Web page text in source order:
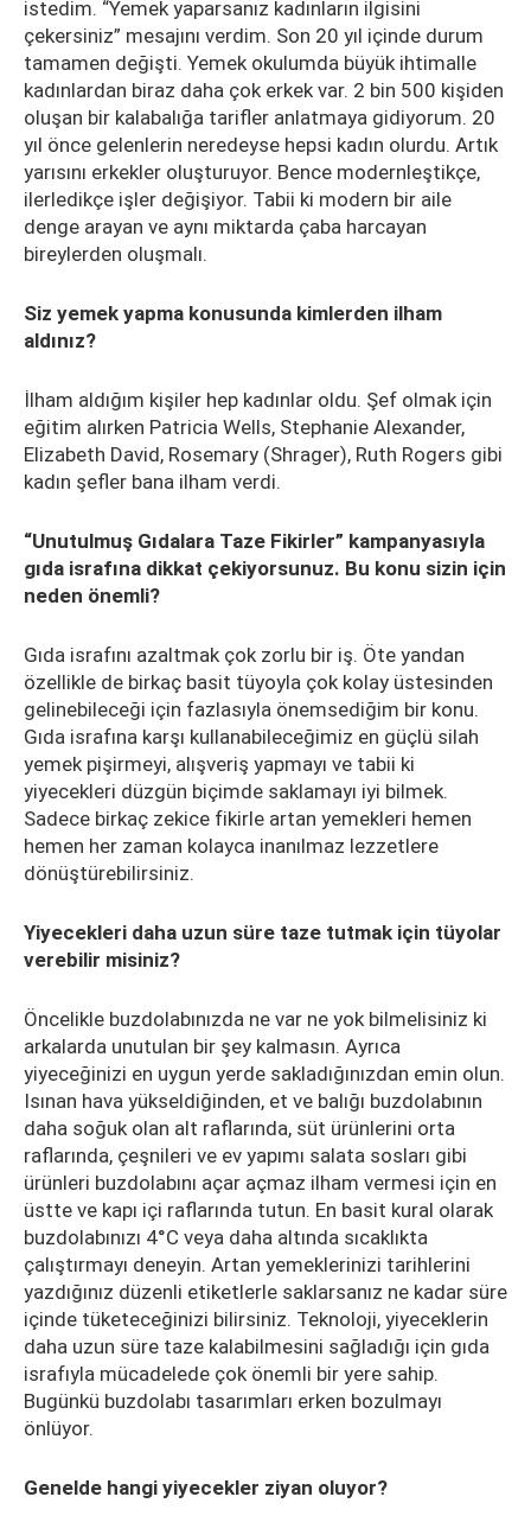
istedim. “Yemek yaparsanız kadınların ilgisini
çekersiniz” mesajını verdim. Son 20 yıl içinde durum
tamamen değişti. Yemek okulumda büyük ihtimalle
kadınlardan biraz daha çok erkek var. 2 bin 500 kişiden
oluşan bir kalabalığa tarifler anlatmaya gidiyorum. 20
yıl önce gelenlerin neredeyse hepsi kadın olurdu. Artık
yarısını erkekler oluşturuyor. Bence modernleştikçe,
ilerledikçe işler değişiyor. Tabii ki modern bir aile
denge arayan ve aynı miktarda çaba harcayan
bireylerden oluşmalı.
Siz yemek yapma konusunda kimlerden ilham
aldınız?
İlham aldığım kişiler hep kadınlar oldu. Şef olmak için
eğitim alırken Patricia Wells, Stephanie Alexander,
Elizabeth David, Rosemary (Shrager), Ruth Rogers gibi
kadın şefler bana ilham verdi.
“Unutulmuş Gıdalara Taze Fikirler” kampanyasıyla
gıda israfına dikkat çekiyorsunuz. Bu konu sizin için
neden önemli?
Gıda israfını azaltmak çok zorlu bir iş. Öte yandan
özellikle de birkaç basit tüyoyla çok kolay üstesinden
gelinebileceği için fazlasıyla önemsediğim bir konu.
Gıda israfına karşı kullanabileceğimiz en güçlü silah
yemek pişirmeyi, alışveriş yapmayı ve tabii ki
yiyecekleri düzgün biçimde saklamayı iyi bilmek.
Sadece birkaç zekice fikirle artan yemekleri hemen
hemen her zaman kolayca inanılmaz lezzetlere
dönüştürebilirsiniz.
Yiyecekleri daha uzun süre taze tutmak için tüyolar
verebilir misiniz?
Öncelikle buzdolabınızda ne var ne yok bilmelisiniz ki
arkalarda unutulan bir şey kalmasın. Ayrıca
yiyeceğinizi en uygun yerde sakladığınızdan emin olun.
Isınan hava yükseldiğinden, et ve balığı buzdolabının
daha soğuk olan alt raflarında, süt ürünlerini orta
raflarında, çeşnileri ve ev yapımı salata sosları gibi
ürünleri buzdolabını açar açmaz ilham vermesi için en
üstte ve kapı içi raflarında tutun. En basit kural olarak
buzdolabınızı 4°C veya daha altında sıcaklıkta
çalıştırmayı deneyin. Artan yemeklerinizi tarihlerini
yazdığınız düzenli etiketlerle saklarsanız ne kadar süre
içinde tüketeceğinizi bilirsiniz. Teknoloji, yiyeceklerin
daha uzun süre taze kalabilmesini sağladığı için gıda
israfıyla mücadelede çok önemli bir yere sahip.
Bugünkü buzdolabı tasarımları erken bozulmayı
önlüyor.
Genelde hangi yiyecekler ziyan oluyor?